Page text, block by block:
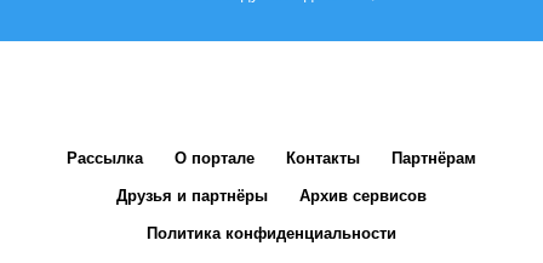
Рассылка О портале Контакты Партнёрам
Друзья и партнёры Архив сервисов
Политика конфиденциальности